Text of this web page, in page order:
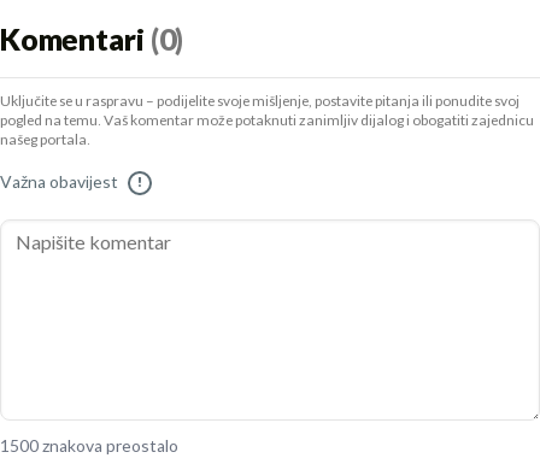
Komentari (0)
Uključite se u raspravu – podijelite svoje mišljenje, postavite pitanja ili ponudite svoj
pogled na temu. Vaš komentar može potaknuti zanimljiv dijalog i obogatiti zajednicu
našeg portala.
Važna obavijest !
1500 znakova preostalo